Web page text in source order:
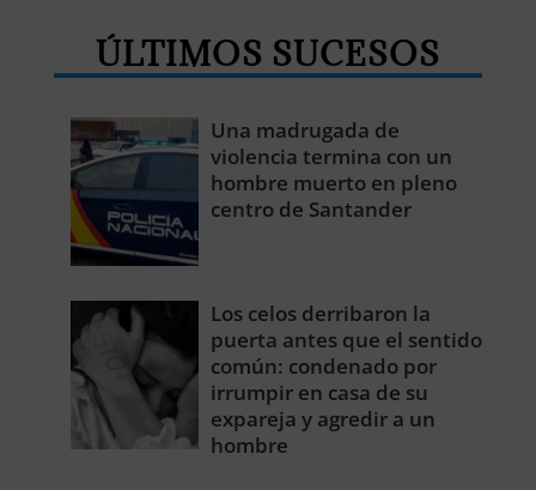
ÚLTIMOS SUCESOS
Una madrugada de
violencia termina con un
hombre muerto en pleno
centro de Santander
Los celos derribaron la
puerta antes que el sentido
común: condenado por
irrumpir en casa de su
expareja y agredir a un
hombre